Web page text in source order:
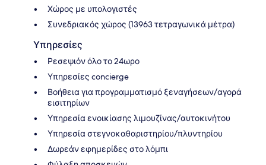
Χώρος με υπολογιστές
Συνεδριακός χώρος (13963 τετραγωνικά μέτρα)
Υπηρεσίες
Ρεσεψιόν όλο το 24ωρο
Υπηρεσίες concierge
Βοήθεια για προγραμματισμό ξεναγήσεων/αγορά
εισιτηρίων
Υπηρεσία ενοικίασης λιμουζίνας/αυτοκινήτου
Υπηρεσία στεγνοκαθαριστηρίου/πλυντηρίου
Δωρεάν εφημερίδες στο λόμπι